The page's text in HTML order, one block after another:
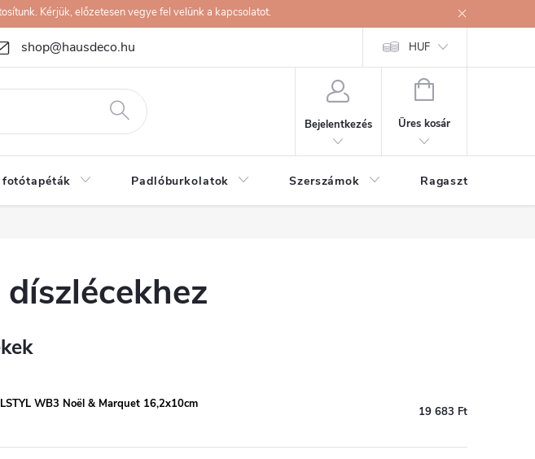
Kérjük, előzetesen vegye fel velünk a kapcsolatot.
shop@hausdeco.hu HUF
Bejelentkezés
KOSÁR
Üres kosár
Padlóburkolatok Szerszámok Ragasztók
WB3 Noël & Marquet 16,2x10cm
19 683 Ft